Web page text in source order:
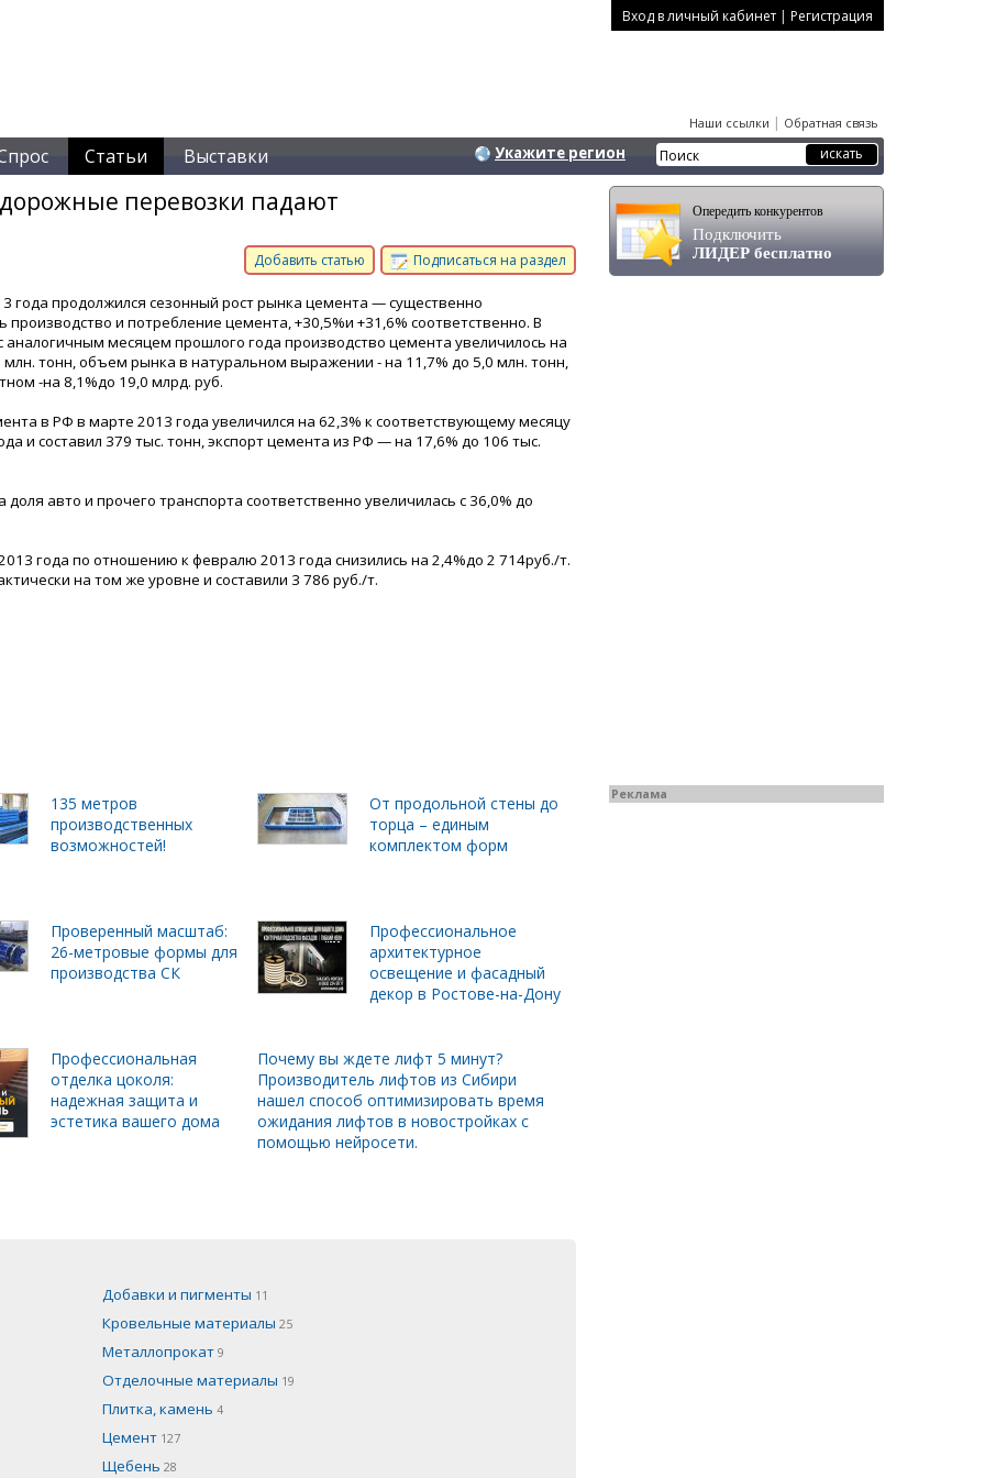
Вход в личный кабинет | Регистрация
Наши ссылки | Обратная связь
Статьи Выставки Укажите регион
перевозки падают
Добавить статью Подписаться на раздел
года продолжился сезонный рост рынка цемента — существенно
производство и потребление цемента, +30,5%и +31,6% соответственно. В
аналогичным месяцем прошлого года производство цемента увеличилось на
млн. тонн, объем рынка в натуральном выражении - на 11,7% до 5,0 млн. тонн,
-на 8,1%до 19,0 млрд. руб.
в РФ в марте 2013 года увеличился на 62,3% к соответствующему месяцу
и составил 379 тыс. тонн, экспорт цемента из РФ — на 17,6% до 106 тыс.
авто и прочего транспорта соответственно увеличилась с 36,0% до
года по отношению к февралю 2013 года снизились на 2,4%до 2 714руб./т.
на том же уровне и составили 3 786 руб./т.
135 метров
производственных
возможностей!
От продольной стены до
торца – единым
комплектом форм
Проверенный масштаб:
26-метровые формы для
производства СК
Профессиональное
архитектурное
освещение и фасадный
декор в Ростове-на-Дону
Профессиональная
отделка цоколя:
надежная защита и
эстетика вашего дома
Почему вы ждете лифт 5 минут?
Производитель лифтов из Сибири
нашел способ оптимизировать время
ожидания лифтов в новостройках с
помощью нейросети.
Добавки и пигменты 11
Кровельные материалы 25
Металлопрокат 9
Отделочные материалы 19
Плитка, камень 4
Цемент 127
Щебень 28
Опередить конкурентов
Подключить
ЛИДЕР бесплатно
Реклама